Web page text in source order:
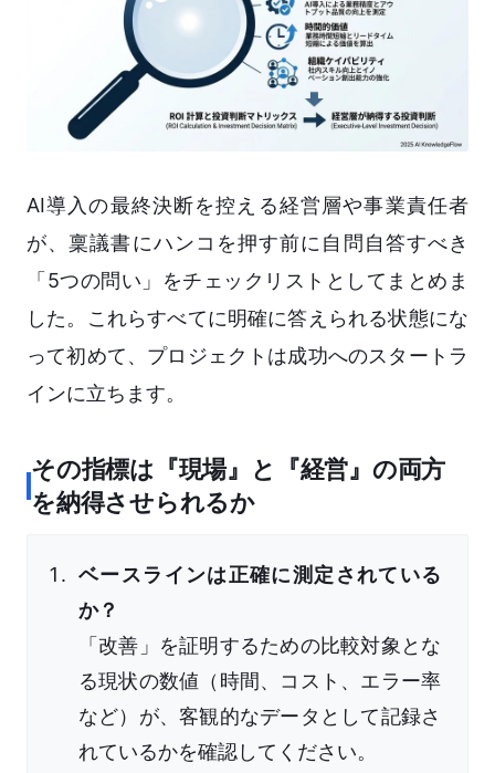
AI導入の最終決断を控える経営層や事業責任者
が、稟議書にハンコを押す前に自問自答すべき
「5つの問い」をチェックリストとしてまとめま
した。これらすべてに明確に答えられる状態にな
って初めて、プロジェクトは成功へのスタートラ
インに立ちます。
その指標は『現場』と『経営』の両方
を納得させられるか
ベースラインは正確に測定されている
か？
「改善」を証明するための比較対象とな
る現状の数値（時間、コスト、エラー率
など）が、客観的なデータとして記録さ
れているかを確認してください。